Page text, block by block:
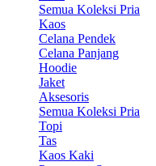
Semua Koleksi Pria
Kaos
Celana Pendek
Celana Panjang
Hoodie
Jaket
Aksesoris
Semua Koleksi Pria
Topi
Tas
Kaos Kaki